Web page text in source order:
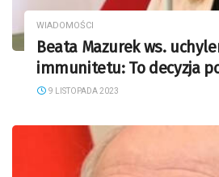
WIADOMOŚCI
Beata Mazurek ws.
immunitetu: To decyzja
9 LISTOPADA 2023